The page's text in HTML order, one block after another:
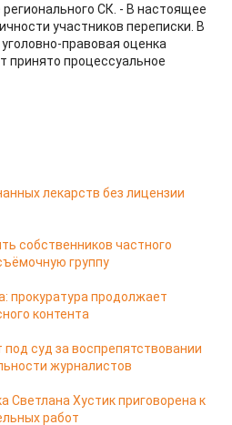
регионального СК. - В настоящее
участников переписки. В
правовая оценка
принято процессуальное
лекарств без лицензии
собственников частного
группу
прокуратура продолжает
контента
суд за воспрепятствовании
журналистов
Светлана Хустик приговорена к
работ